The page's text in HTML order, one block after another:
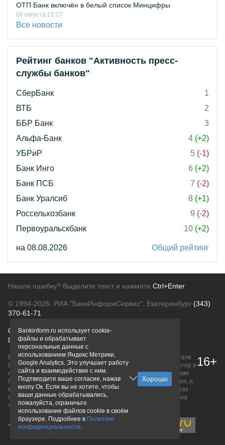
ОТП Банк включён в белый список Минцифры
06 августа 21:27
Все новости
Рейтинг банков "Активность пресс-
службы банков"
СберБанк
1
ВТБ
2
ББР Банк
3
Альфа-Банк
4 (+2)
УБРиР
5 (-1)
Банк Инго
6 (+2)
Банк ПСБ
7 (-2)
Банк Уралсиб
8 (+1)
Россельхозбанк
9 (-2)
Первоуральскбанк
10 (+2)
на 08.08.2026 Общий рейтинг
Нашли ошибку? Выделите текст и нажмите Ctrl+Enter
© 1994-2026. РИА "БанкИнформСервис". Екатеринбург (343)
370-61-71
О проектеПолитика конфиденциальности
Правовая информацияДля рекламодателей
Вся информация о продуктах банков, размещенная на портале
bankinform.ru, носит исключительно ознакомительный характер и
не является публичной офертой, определяемой положениями
ГК РФ. Информация не содержит точного и полного описания, и
может быть изменена. Конечные условия уточняйте на сайтах
банков или при личном обращении. Исключительное право на
товарные знаки принадлежит их правообладателям.
16+
Bankinform.ru использует cookie-
файлы и обрабатывает
персональные данные с
использованием Яндекс Метрики,
Google Analytics. Это улучшает работу
сайта и взаимодействие с ним.
Подтвердите ваше согласие, нажав
кнопу Ок. Если вы не хотите, чтобы
ваши данные обрабатывались,
пожалуйста, ограничьте
использование файлов cookie в своём
браузере. Подробнее в Политике
конфиденциальности.